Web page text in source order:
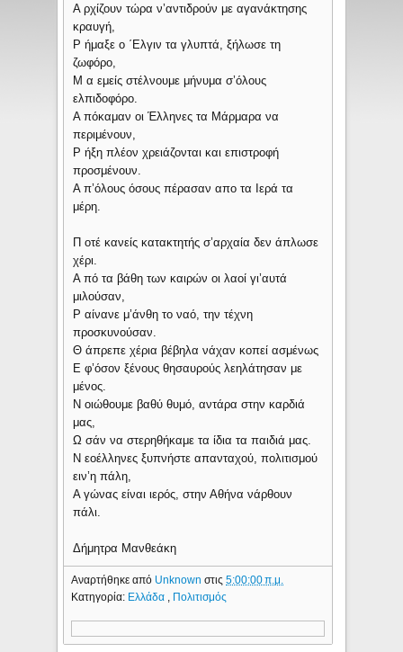
Α ρχίζουν τώρα ν’αντιδρούν με αγανάκτησης
κραυγή,
Ρ ήμαξε ο ΄Ελγιν τα γλυπτά, ξήλωσε τη
ζωφόρο,
Μ α εμείς στέλνουμε μήνυμα σ’όλους
ελπιδοφόρο.
Α πόκαμαν οι Έλληνες τα Μάρμαρα να
περιμένουν,
Ρ ήξη πλέον χρειάζονται και επιστροφή
προσμένουν.
Α π’όλους όσους πέρασαν απο τα Ιερά τα
μέρη.
Π οτέ κανείς κατακτητής σ’αρχαία δεν άπλωσε
χέρι.
Α πό τα βάθη των καιρών οι λαοί γι’αυτά
μιλούσαν,
Ρ αίνανε μ’άνθη το ναό, την τέχνη
προσκυνούσαν.
Θ άπρεπε χέρια βέβηλα νάχαν κοπεί ασμένως
Ε φ’όσον ξένους θησαυρούς λεηλάτησαν με
μένος.
Ν οιώθουμε βαθύ θυμό, αντάρα στην καρδιά
μας,
Ω σάν να στερηθήκαμε τα ίδια τα παιδιά μας.
Ν εοέλληνες ξυπνήστε απανταχού, πολιτισμού
ειν’η πάλη,
Α γώνας είναι ιερός, στην Αθήνα νάρθουν
πάλι.
Δήμητρα Μανθεάκη
Αναρτήθηκε από Unknownστις5:00:00 π.μ.
Κατηγορία: Ελλάδα , Πολιτισμός